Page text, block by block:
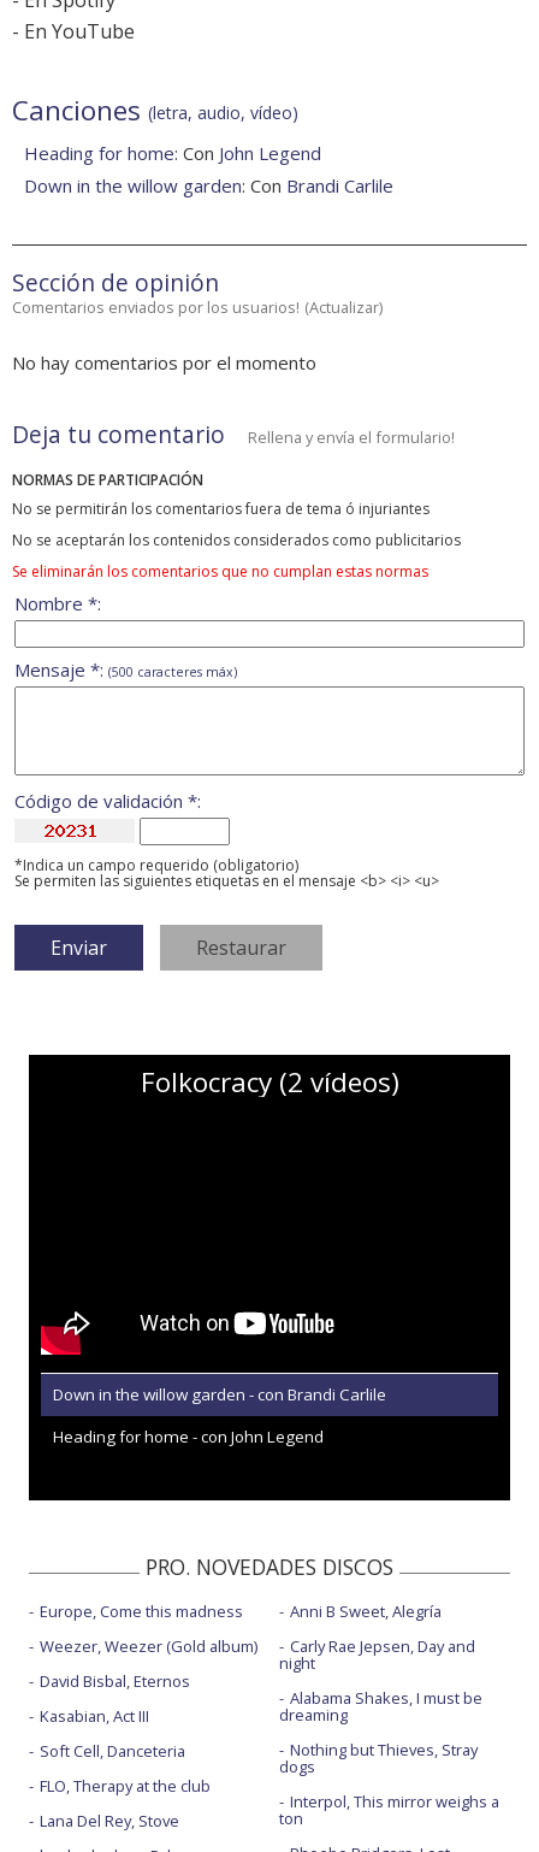
- En YouTube
Canciones (letra, audio, vídeo)
Heading for home: Con John Legend
Down in the willow garden: Con Brandi Carlile
Sección de opinión
Comentarios enviados por los usuarios! (Actualizar)
No hay comentarios por el momento
Deja tu comentario Rellena y envía el formulario!
NORMAS DE PARTICIPACIÓN
No se permitirán los comentarios fuera de tema ó injuriantes
No se aceptarán los contenidos considerados como publicitarios
Se eliminarán los comentarios que no cumplan estas normas
Nombre *:
Mensaje *: (500 caracteres máx)
Código de validación *:
*Indica un campo requerido (obligatorio)
Se permiten las siguientes etiquetas en el mensaje <b> <i> <u>
Folkocracy (2 vídeos)
Down in the willow garden - con Brandi Carlile
Heading for home - con John Legend
PRO. NOVEDADES DISCOS
Europe, Come this madness
Weezer, Weezer (Gold album)
David Bisbal, Eternos
Kasabian, Act III
Soft Cell, Danceteria
FLO, Therapy at the club
Lana Del Rey, Stove
Anni B Sweet, Alegría
Carly Rae Jepsen, Day and
night
Alabama Shakes, I must be
dreaming
Nothing but Thieves, Stray
dogs
Interpol, This mirror weighs a
ton